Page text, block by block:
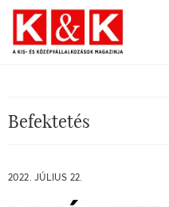
Befektetés
2022. JÚLIUS 22.